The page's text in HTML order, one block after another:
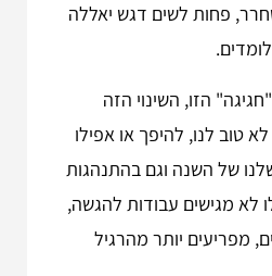
פחות לשים דגש יאללה
הזו, השינוי הזה
טוב לנו, להיפך או אפילו
של השנה וגם בהתנהגות
לא מגישים עבודות להגשה,
מפריעים יותר מהרגיל